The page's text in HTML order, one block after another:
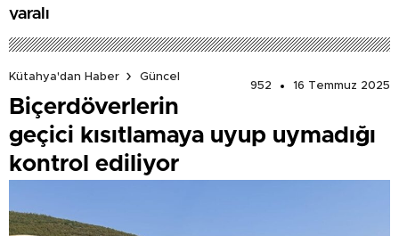
yaralı
Kütahya'dan Haber
Güncel
952
16 Temmuz 2025
Biçerdöverlerin
geçici kısıtlamaya uyup uymadığı
kontrol ediliyor